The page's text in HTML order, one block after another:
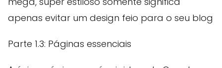
apenas evitar um design feio para o seu blog
Parte 1.3: Páginas essenciais